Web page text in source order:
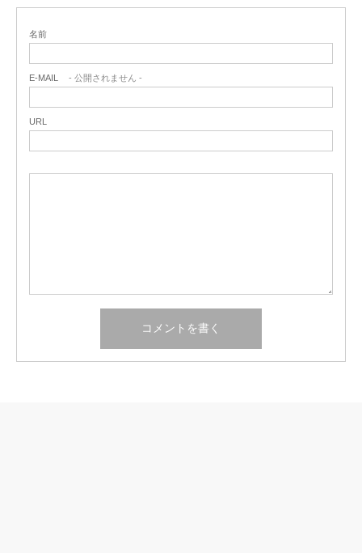
名前
E-MAIL - 公開されません -
URL